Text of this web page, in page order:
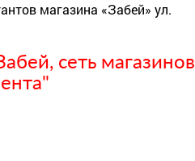
магазина «Забей» ул.
сеть магазинов